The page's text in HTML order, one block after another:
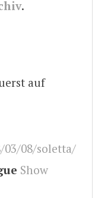
.
auf
03/08/soletta/
Show